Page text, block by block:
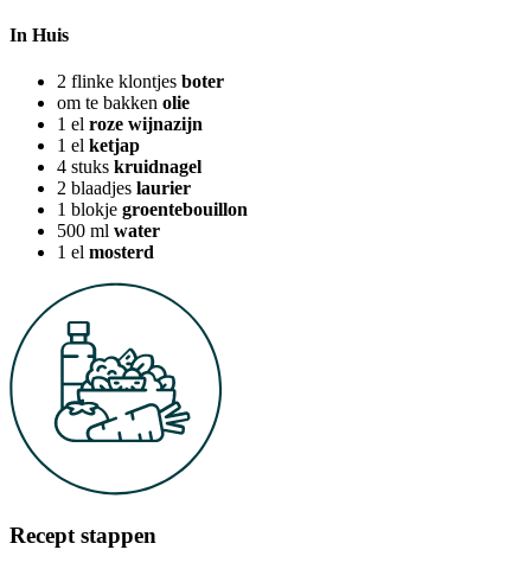
In Huis
2 flinke klontjes boter
om te bakken olie
1 el roze wijnazijn
1 el ketjap
4 stuks kruidnagel
2 blaadjes laurier
1 blokje groentebouillon
500 ml water
1 el mosterd
Recept stappen